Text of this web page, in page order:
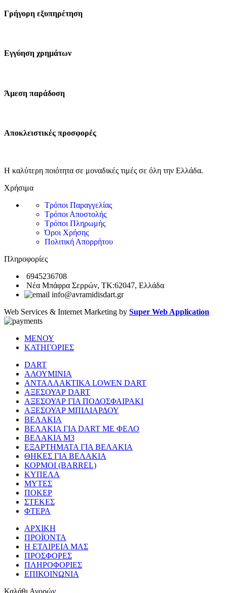
Γρήγορη εξυπηρέτηση
Εγγύηση χρημάτων
Άμεση παράδοση
Αποκλειστικές προσφορές
Η καλύτερη ποιότητα σε μοναδικές τιμές σε όλη την Ελλάδα.
Χρήσιμα
Τρόποι Παραγγελίας
Τρόποι Αποστολής
Τρόποι Πληρωμής
Όροι Χρήσης
Πολιτική Απορρήτου
Πληροφορίες
6945236708
Νέα Μπάφρα Σερρών, ΤΚ:62047, Ελλάδα
info@avramidisdart.gr
Web Services & Internet Marketing by Super Web Application
ΜΕΝΟΥ
ΚΑΤΗΓΟΡΙΕΣ
DART
ΑΛΟΥΜΙΝΙΑ
ΑΝΤΑΛΛΑΚΤΙΚΑ LOWEN DART
ΑΞΕΣΟΥΑΡ DART
ΑΞΕΣΟΥΑΡ ΓΙΑ ΠΟΔΟΣΦΑΙΡΑΚΙ
ΑΞΕΣΟΥΑΡ ΜΠΙΛΙΑΡΔΟΥ
ΒΕΛΑΚΙΑ
ΒΕΛΑΚΙΑ ΓΙΑ DART ΜΕ ΦΕΛΟ
ΒΕΛΑΚΙΑ Μ3
ΕΞΑΡΤΗΜΑΤΑ ΓΙΑ ΒΕΛΑΚΙΑ
ΘΗΚΕΣ ΓΙΑ ΒΕΛΑΚΙΑ
ΚΟΡΜΟΙ (BARREL)
ΚΥΠΕΛΑ
ΜΥΤΕΣ
ΠΟΚΕΡ
ΣΤΕΚΕΣ
ΦΤΕΡΑ
ΑΡΧΙΚΗ
ΠΡΟΪΟΝΤΑ
Η ΕΤΑΙΡΕΙΑ ΜΑΣ
ΠΡΟΣΦΟΡΕΣ
ΠΛΗΡΟΦΟΡΙΕΣ
ΕΠΙΚΟΙΝΩΝΙΑ
Καλάθι Αγορών